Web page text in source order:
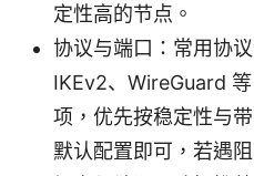
定性高的节点。
协议与端口：常用协
IKEv2、WireGuard
项，优先按稳定性与
默认配置即可，若遇